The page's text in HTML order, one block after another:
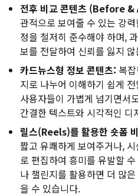
전후 비교 콘텐츠 (Before
관적으로 보여줄 수 있는 강
정을 철저히 준수해야 하며,
보를 전달하여 신뢰를 잃지
카드뉴스형 정보 콘텐츠: 복
지로 나누어 이해하기 쉽게
사용자들이 가볍게 넘기면서
간결한 텍스트와 시각적인
릴스(Reels)를 활용한 숏폼
짧고 유쾌하게 보여주거나,
로 편집하여 흥미를 유발할
나 챌린지를 활용하면 더 많
을 수 있습니다.